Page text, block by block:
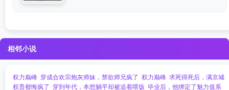
相邻小说
权力巅峰 穿成合欢宗炮灰师妹，禁欲师兄疯了 权力巅峰 求死得死后，满京城
权贵都悔疯了 穿到年代，本想躺平却被追着喂饭 毕业后，他绑定了魅力值系